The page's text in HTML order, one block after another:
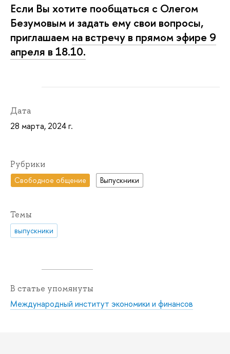
Если Вы хотите пообщаться с Олегом
Безумовым и задать ему свои вопросы,
приглашаем на встречу в прямом эфире 9
апреля в 18.10.
Дата
28 марта, 2024 г.
Рубрики
Свободное общение Выпускники
Темы
выпускники
В статье упомянуты
Международный институт экономики и финансов